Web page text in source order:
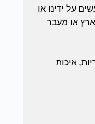
על ידינו או
או מעבר
איכות